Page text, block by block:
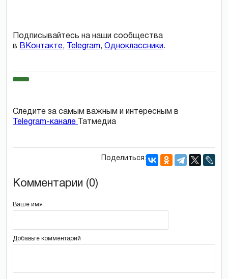
Подписывайтесь на наши сообщества
в ВКонтакте, Telegram, Одноклассники.
Следите за самым важным и интересным в
Telegram-канале
Татмедиа
Поделиться:
Комментарии (0)
Ваше имя
Добавьте комментарий